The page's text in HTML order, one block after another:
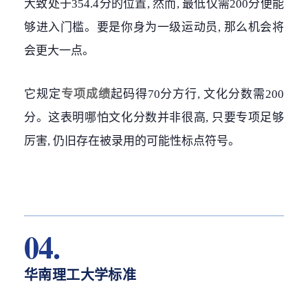
大致处于354.4分的位置, 然而, 最低仅需200分便能
够进入门槛。要是你身为一级运动员, 那么机会将
会更大一点。
它规定专项成绩起码得70分方行, 文化分数需200
分。这表明哪怕文化分数并非很高, 只要专项足够
厉害, 仍旧存在被录用的可能性标点符号。
04.
华南理工大学标准